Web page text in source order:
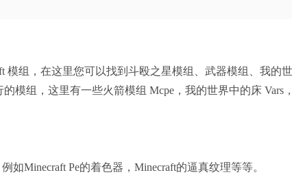
模组，在这里您可以找到斗殴之星模组、武器模组、我的
模组，这里有一些火箭模组 Mcpe，我的世界中的床
如Minecraft Pe的着色器，Minecraft的逼真纹理等等。